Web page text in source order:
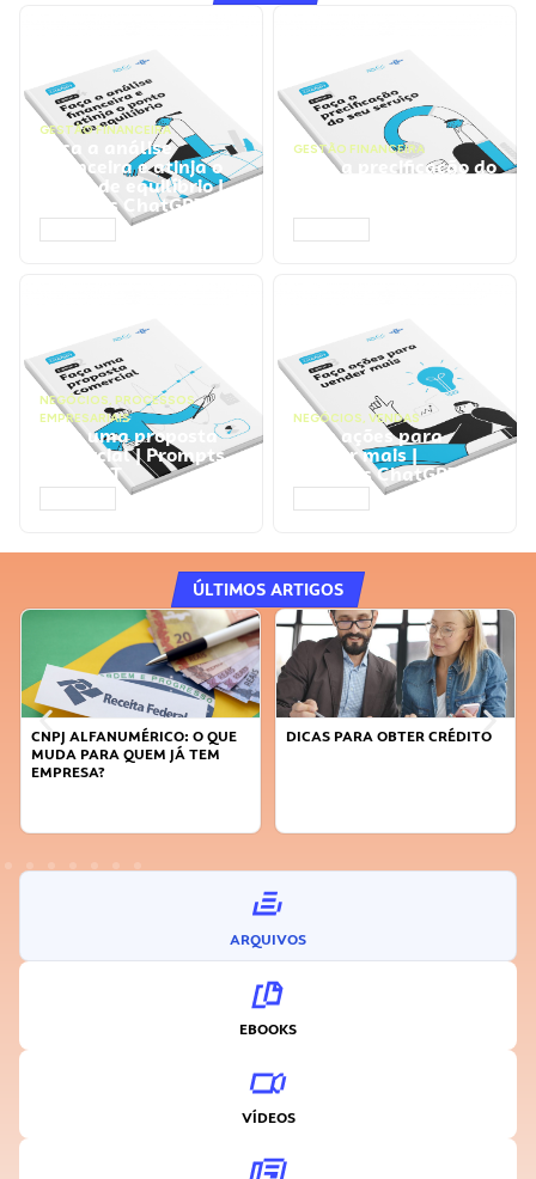
GESTÃO FINANCEIRA
Faça a análise
financeira e atinja o
ponto de equilíbrio |
Prompts ChatGPT
GESTÃO FINANCEIRA
Faça a precificação do
NEGÓCIOS, PROCESSOS
EMPRESARIAIS
Faça uma proposta
comercial | Prompts
ChatGPT
NEGÓCIOS, VENDAS
Faça ações para
vender mais |
Prompts ChatGPT
ÚLTIMOS ARTIGOS
DICAS PARA OBTER CRÉDITO
FAÇA A DIFERENÇA: SEJA
ARQUIVOS
EBOOKS
VÍDEOS